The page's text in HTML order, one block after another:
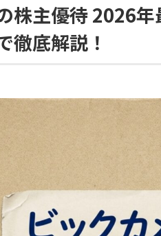
株主優待 2026
徹底解説！